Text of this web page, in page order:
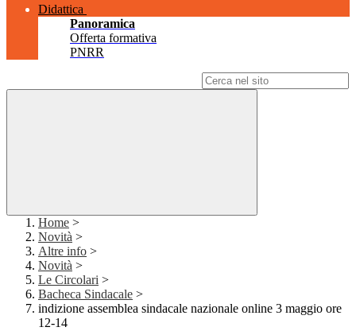
Didattica
Panoramica
Offerta formativa
PNRR
Home >
Novità >
Altre info >
Novità >
Le Circolari >
Bacheca Sindacale >
indizione assemblea sindacale nazionale online 3 maggio ore
12-14